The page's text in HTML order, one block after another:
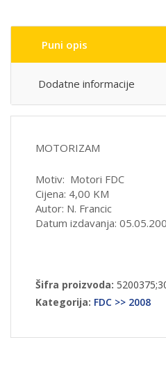
Puni opis
Dodatne informacije
MOTORIZAM
Motiv: Motori FDC
Cijena: 4,00 KM
Autor: N. Francic
Datum izdavanja:
Šifra proizvoda:
Kategorija: FDC >> 2008